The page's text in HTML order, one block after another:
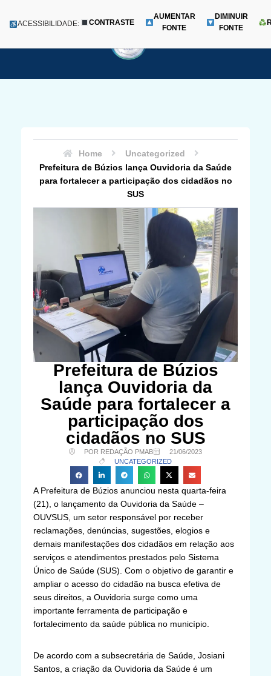
para
Menu
ACESSIBILIDADE: CONTRASTE
AUMENTAR
FONTE
DIMINUIR
FONTE
Home
Uncategorized
Prefeitura de Búzios lança Ouvidoria da Saúde
para fortalecer a participação dos cidadãos no
SUS
Prefeitura de Búzios
lança Ouvidoria da
Saúde para fortalecer a
participação dos
cidadãos no SUS
POR REDAÇÃO PMAB
21/06/2023
UNCATEGORIZED
A Prefeitura de Búzios anunciou nesta quarta-feira
(21), o lançamento da Ouvidoria da Saúde –
OUVSUS, um setor responsável por receber
reclamações, denúncias, sugestões, elogios e
demais manifestações dos cidadãos em relação aos
serviços e atendimentos prestados pelo Sistema
Único de Saúde (SUS). Com o objetivo de garantir e
ampliar o acesso do cidadão na busca efetiva de
seus direitos, a Ouvidoria surge como uma
importante ferramenta de participação e
fortalecimento da saúde pública no município.
De acordo com a subsecretária de Saúde, Josiani
Santos, a criação da Ouvidoria da Saúde é um